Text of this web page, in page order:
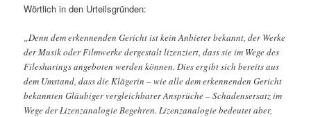
Wörtlich in den Urteilsgründen:
„Denn dem erkennenden Gericht ist kein Anbieter bekannt, der Werke
der Musik oder Filmwerke dergestalt lizenziert, dass sie im Wege des
Filesharings angeboten werden können. Dies ergibt sich bereits aus
dem Umstand, dass die Klägerin – wie alle dem erkennenden Gericht
bekannten Gläubiger vergleichbarer Ansprüche – Schadensersatz im
Wege der Lizenzanalogie Begehren. Lizenzanalogie bedeutet aber,